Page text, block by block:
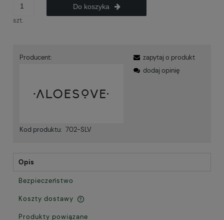
szt.
Do koszyka
Producent:
Kod produktu: 702-SLV
zapytaj o produkt
dodaj opinię
Opis
Bezpieczeństwo
Koszty dostawy
Cena nie zawiera ewentualnych kosztów płatności
Produkty powiązane